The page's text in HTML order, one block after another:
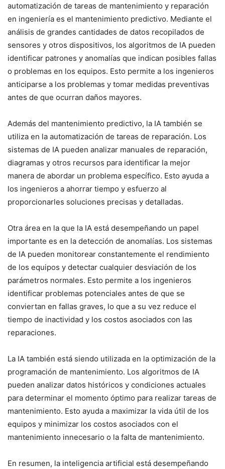
automatización de tareas de mantenimiento y reparación
en ingeniería es el mantenimiento predictivo. Mediante el
análisis de grandes cantidades de datos recopilados de
sensores y otros dispositivos, los algoritmos de IA pueden
identificar patrones y anomalías que indican posibles fallas
o problemas en los equipos. Esto permite a los ingenieros
anticiparse a los problemas y tomar medidas preventivas
antes de que ocurran daños mayores.
Además del mantenimiento predictivo, la IA también se
utiliza en la automatización de tareas de reparación. Los
sistemas de IA pueden analizar manuales de reparación,
diagramas y otros recursos para identificar la mejor
manera de abordar un problema específico. Esto ayuda a
los ingenieros a ahorrar tiempo y esfuerzo al
proporcionarles soluciones precisas y detalladas.
Otra área en la que la IA está desempeñando un papel
importante es en la detección de anomalías. Los sistemas
de IA pueden monitorear constantemente el rendimiento
de los equipos y detectar cualquier desviación de los
parámetros normales. Esto permite a los ingenieros
identificar problemas potenciales antes de que se
conviertan en fallas graves, lo que a su vez reduce el
tiempo de inactividad y los costos asociados con las
reparaciones.
La IA también está siendo utilizada en la optimización de la
programación de mantenimiento. Los algoritmos de IA
pueden analizar datos históricos y condiciones actuales
para determinar el momento óptimo para realizar tareas de
mantenimiento. Esto ayuda a maximizar la vida útil de los
equipos y minimizar los costos asociados con el
mantenimiento innecesario o la falta de mantenimiento.
En resumen, la inteligencia artificial está desempeñando